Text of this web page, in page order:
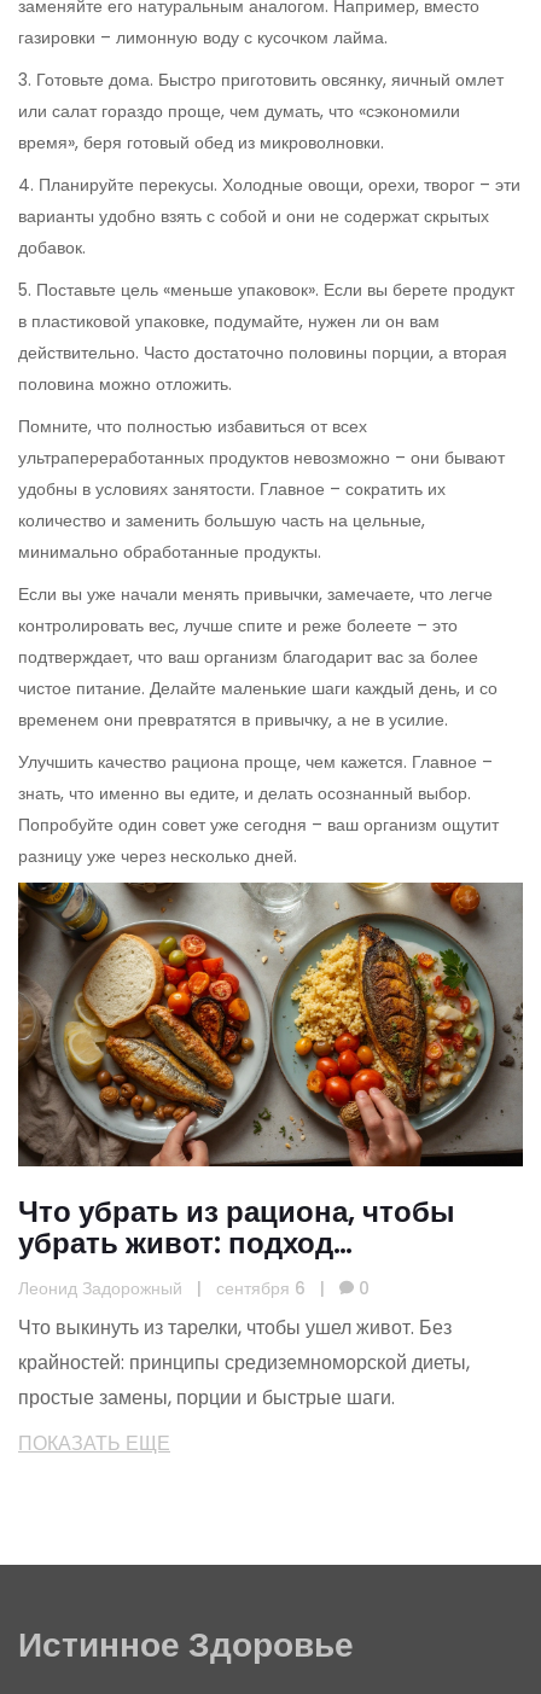
заменяйте его натуральным аналогом. Например, вместо
газировки – лимонную воду с кусочком лайма.
3. Готовьте дома. Быстро приготовить овсянку, яичный омлет
или салат гораздо проще, чем думать, что «сэкономили
время», беря готовый обед из микроволновки.
4. Планируйте перекусы. Холодные овощи, орехи, творог – эти
варианты удобно взять с собой и они не содержат скрытых
добавок.
5. Поставьте цель «меньше упаковок». Если вы берете продукт
в пластиковой упаковке, подумайте, нужен ли он вам
действительно. Часто достаточно половины порции, а вторая
половина можно отложить.
Помните, что полностью избавиться от всех
ультрапереработанных продуктов невозможно – они бывают
удобны в условиях занятости. Главное – сократить их
количество и заменить большую часть на цельные,
минимально обработанные продукты.
Если вы уже начали менять привычки, замечаете, что легче
контролировать вес, лучше спите и реже болеете – это
подтверждает, что ваш организм благодарит вас за более
чистое питание. Делайте маленькие шаги каждый день, и со
временем они превратятся в привычку, а не в усилие.
Улучшить качество рациона проще, чем кажется. Главное –
знать, что именно вы едите, и делать осознанный выбор.
Попробуйте один совет уже сегодня – ваш организм ощутит
разницу уже через несколько дней.
Что убрать из рациона, чтобы
убрать живот: подход
Средиземноморской диеты
Леонид Задорожный | сентября 6 | 0
Что выкинуть из тарелки, чтобы ушел живот. Без
крайностей: принципы средиземноморской диеты,
простые замены, порции и быстрые шаги.
ПОКАЗАТЬ ЕЩЕ
Истинное Здоровье